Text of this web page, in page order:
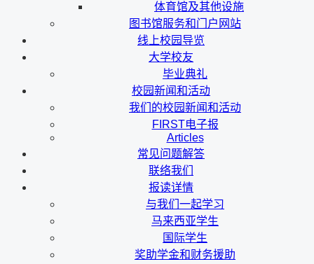
体育馆及其他设施
图书馆服务和门户网站
线上校园导览
大学校友
毕业典礼
校园新闻和活动
我们的校园新闻和活动
FIRST电子报
Articles
常见问题解答
联络我们
报读详情
与我们一起学习
马来西亚学生
国际学生
奖助学金和财务援助